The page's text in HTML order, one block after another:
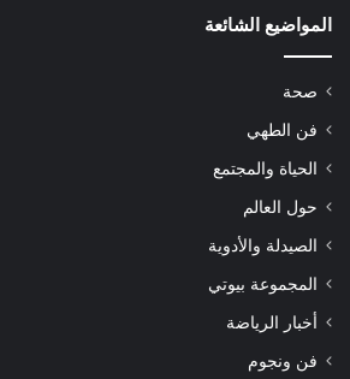
المواضيع الشائعة
صحة
فن الطهي
الحياة والمجتمع
حول العالم
الصيدلة والأدوية
المجموعة بيوتي
أخبار الرياضة
فن ونجوم